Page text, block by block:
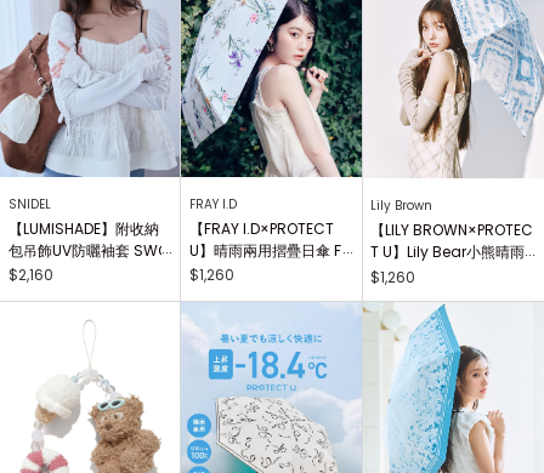
SNIDEL
【LUMISHADE】附收納
包吊飾UV防曬袖套 SWG
G261726
$2,160
FRAY I.D
【FRAY I.D×PROTECT
U】晴雨兩用摺疊日傘 F
WGG261362
$1,260
Lily Brown
【LILY BROWN×PROTEC
T U】Lily Bear小熊晴雨
兩用摺疊日傘 LWGG261
$1,260